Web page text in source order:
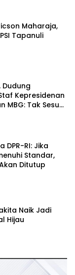
Maharaja,
Tapanuli
Dudung
Kepresidenan
MBG: Tak Sesuai
Dibabat
DPR-RI: Jika
Standar,
Ditutup
Naik Jadi
Hijau